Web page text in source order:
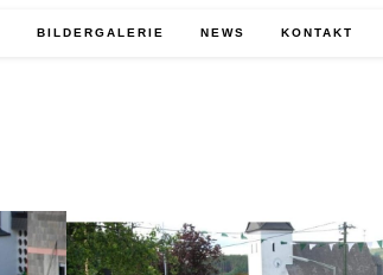
BILDERGALERIE NEWS KONTAKT